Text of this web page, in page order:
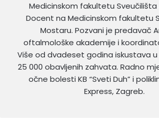
Medicinskom fakultetu Sveučilišta
Docent na Medicinskom fakultetu
Mostaru. Pozvani je predavač
oftalmološke akademije i
Više od dvadeset godina iskustava u
25 000 obavljenih zahvata. Radno
očne bolesti KB “Sveti Duh” i
Express, Zagreb.